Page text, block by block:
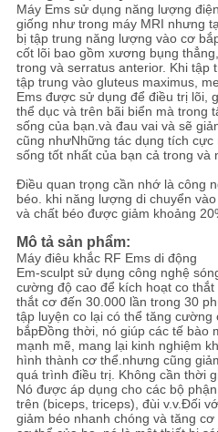
Máy Ems sử dụng năng lượng
giống như trong máy MRI nhưng
bị tập trung năng lượng vào cơ
cốt lõi bao gồm xương bụng
trong và serratus anterior. Khi tập
tập trung vào gluteus maximus,
Ems được sử dụng để điều trị lõi,
thể dục và trên bãi biển mà trong
sống của bạn.và đau vai và sẽ
cũng nhưNhững tác dụng tích cực
sống tốt nhất của bạn cả trong và
Điều quan trọng cần nhớ là công
béo. khi năng lượng di chuyển
và chất béo được giảm khoảng
Mô tả sản phẩm:
Máy điêu khắc RF Ems di động
Em-sculpt sử dụng công nghệ
cường độ cao để kích hoạt co
thắt cơ đến 30.000 lần trong 30
tập luyện co lại có thể tăng
bắpĐồng thời, nó giúp các tế bào
mạnh mẽ, mang lại kinh nghiệm
hình thành cơ thể.nhưng cũng
quá trình điều trị. Không cần thời
Nó được áp dụng cho các bộ
trên (biceps, triceps), đùi v.v.Đối
giảm béo nhanh chóng và tăng